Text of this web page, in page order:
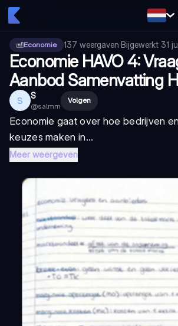
Economie 137 weergaven·Bijgewerkt 31
Economie HAVO 4:
Aanbod Samenvatting
S S
@salmm
Volgen
Economie gaat over hoe bedrijven
keuzes maken in...
Meer weergeven